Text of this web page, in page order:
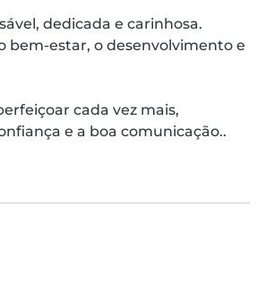
dedicada e carinhosa.
bem-estar, o desenvolvimento e
cada vez mais,
e a boa comunicação..